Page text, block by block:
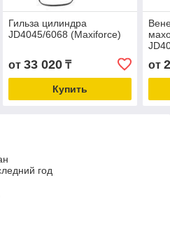
Гильза цилиндра
JD4045/6068 (Maxiforce)
от 33 020₸
Купить
от
год